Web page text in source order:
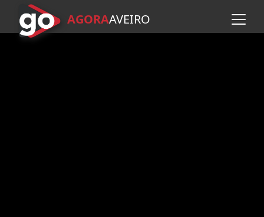
Avançar para o conteúdo
AGORAAVEIRO